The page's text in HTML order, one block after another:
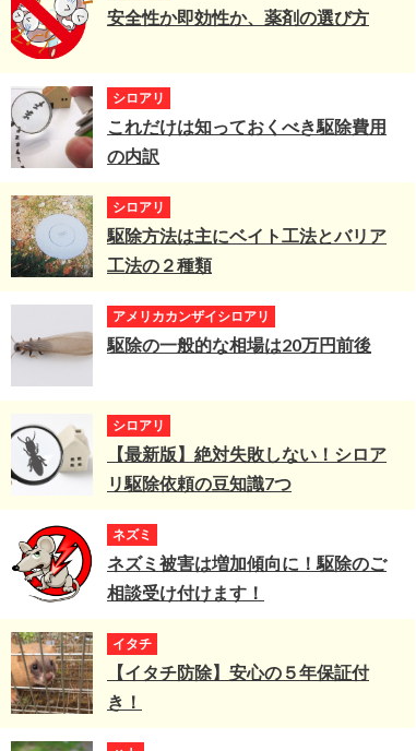
安全性か即効性か、薬剤の選び方
シロアリ
これだけは知っておくべき駆除費用
の内訳
シロアリ
駆除方法は主にベイト工法とバリア
工法の２種類
アメリカカンザイシロアリ
駆除の一般的な相場は20万円前後
シロアリ
【最新版】絶対失敗しない！シロア
リ駆除依頼の豆知識7つ
ネズミ
ネズミ被害は増加傾向に！駆除のご
相談受け付けます！
イタチ
【イタチ防除】安心の５年保証付
き！